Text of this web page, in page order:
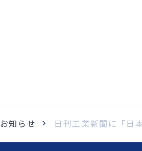
お知らせ 日刊工業新聞に「日